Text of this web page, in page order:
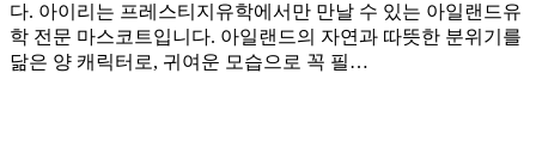
다. 아이리는 프레스티지유학에서만 만날 수 있는 아일랜드유
학 전문 마스코트입니다. 아일랜드의 자연과 따뜻한 분위기를
닮은 양 캐릭터로, 귀여운 모습으로 꼭 필…